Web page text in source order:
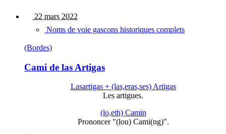
22 mars 2022
Noms de voie gascons historiques complets
(Bordes)
Cami de las Artigas
Lasartigas + (las,eras,ses) Artigas
Les artigues.
(lo,eth) Camin
Prononcer "(lou) Cami(ng)".